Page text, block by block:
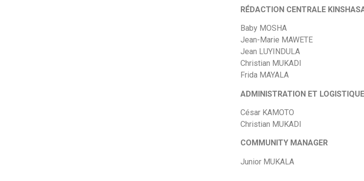
RÉDACTION CENTRALE
Baby MOSHA
Jean-Marie MAWETE
Jean LUYINDULA
Christian MUKADI
Frida MAYALA
ADMINISTRATION ET LOGISTIQUE
César KAMOTO
Christian MUKADI
COMMUNITY MANAGER
Junior MUKALA